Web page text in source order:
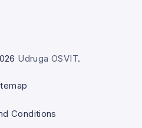
Udruga OSVIT.
Conditions